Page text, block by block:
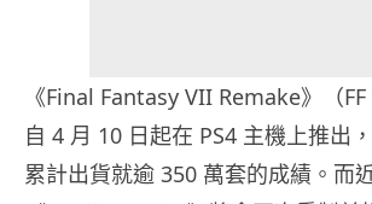
《Final Fantasy VII Remake》（FF
自 4 月 10 日起在 PS4 主機上推出
累計出貨就逾 350 萬套的成績。而